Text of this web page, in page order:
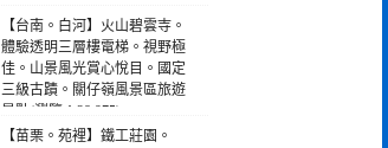
【台南。白河】火山碧雲寺。
體驗透明三層樓電梯。視野極
佳。山景風光賞心悅目。國定
三級古蹟。關仔嶺風景區旅遊
景點(瀏覽：28,975)
【苗栗。苑裡】鐵工莊園。